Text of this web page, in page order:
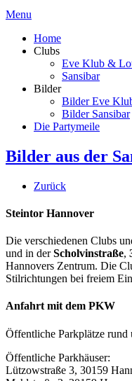
Menu
Home
Clubs
Eve Klub &
Sansibar
Bilder
Bilder Eve
Bilder Sansibar
Die Partymeile
Bilder aus der
Zurück
Steintor Hannover
Die verschiedenen Clubs
und in derScholvinstraße,
Hannovers Zentrum. Die
Stilrichtungen bei freiem
Anfahrt mit dem PKW
Öffentliche Parkplätze rund
Öffentliche Parkhäuser:
Lützowstraße 3, 30159